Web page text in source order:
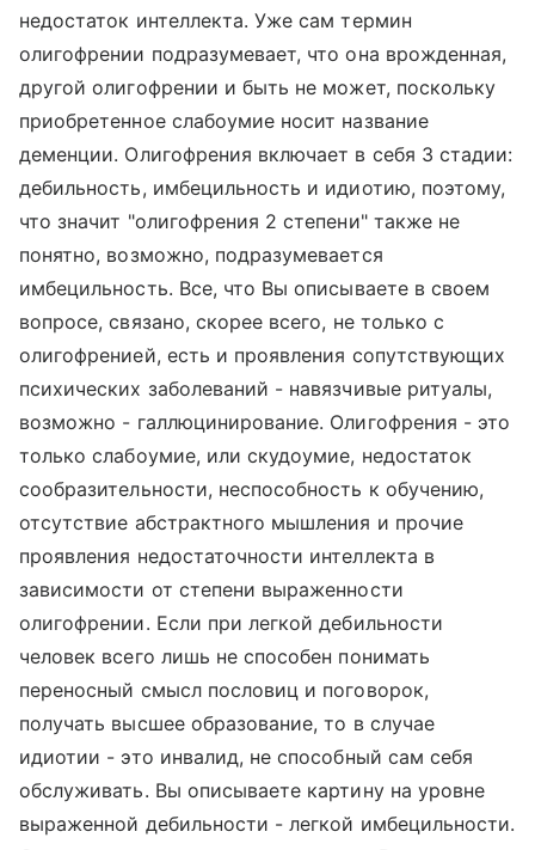
недостаток интеллекта. Уже сам термин
олигофрении подразумевает, что она врожденная,
другой олигофрении и быть не может, поскольку
приобретенное слабоумие носит название
деменции. Олигофрения включает в себя 3 стадии:
дебильность, имбецильность и идиотию, поэтому,
что значит "олигофрения 2 степени" также не
понятно, возможно, подразумевается
имбецильность. Все, что Вы описываете в своем
вопросе, связано, скорее всего, не только с
олигофренией, есть и проявления сопутствующих
психических заболеваний - навязчивые ритуалы,
возможно - галлюцинирование. Олигофрения - это
только слабоумие, или скудоумие, недостаток
сообразительности, неспособность к обучению,
отсутствие абстрактного мышления и прочие
проявления недостаточности интеллекта в
зависимости от степени выраженности
олигофрении. Если при легкой дебильности
человек всего лишь не способен понимать
переносный смысл пословиц и поговорок,
получать высшее образование, то в случае
идиотии - это инвалид, не способный сам себя
обслуживать. Вы описываете картину на уровне
выраженной дебильности - легкой имбецильности.